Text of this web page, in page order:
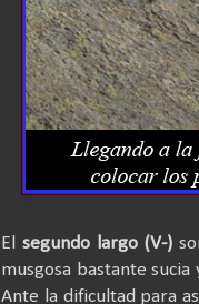
El segundo largo (V-)
musgosa bastante
Ante la dificultad para